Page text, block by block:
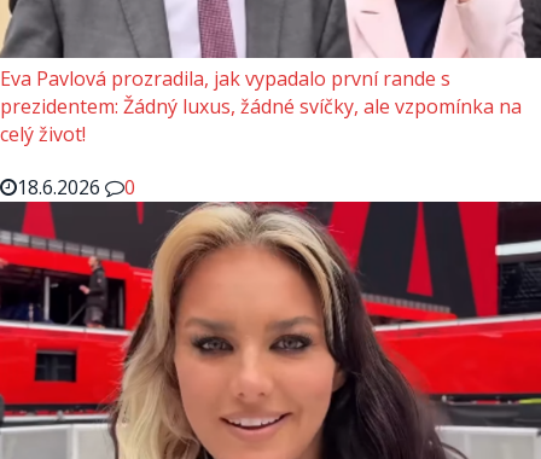
Eva Pavlová prozradila, jak vypadalo první rande s
prezidentem: Žádný luxus, žádné svíčky, ale vzpomínka na
celý život!
18.6.2026
0